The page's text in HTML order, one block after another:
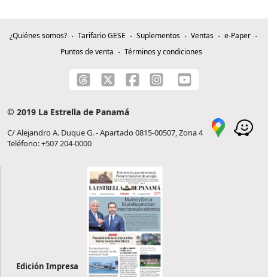
¿Quiénes somos? Tarifario GESE Suplementos Ventas
e-Paper
Puntos de venta
Términos y condiciones
© 2019 La Estrella de Panamá
C/ Alejandro A. Duque G. - Apartado 0815-00507, Zona 4
Teléfono: +507 204-0000
Edición Impresa